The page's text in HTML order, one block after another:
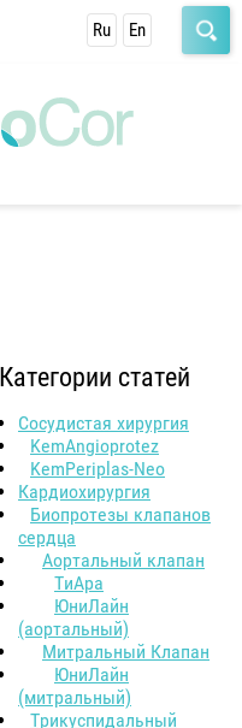
Ru En
Категории статей
Сосудистая хирургия
KemAngioprotez
KemPeriplas-Neo
Кардиохирургия
Биопротезы клапанов
сердца
Аортальный клапан
ТиАра
ЮниЛайн
(аортальный)
Митральный Клапан
ЮниЛайн
(митральный)
Трикуспидальный